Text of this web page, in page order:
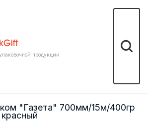
продукции
Поиск
"Газета" 700мм/15м/400гр